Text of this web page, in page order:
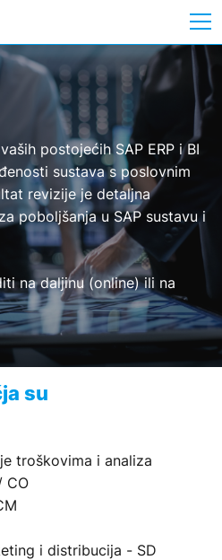
postojećih SAP ERP i BI
sustava s poslovnim
revizije je detaljna
poboljšanja u SAP sustavu i
na daljinu (online) ili na
su
troškovima i analiza
CO
i distribucija - SD